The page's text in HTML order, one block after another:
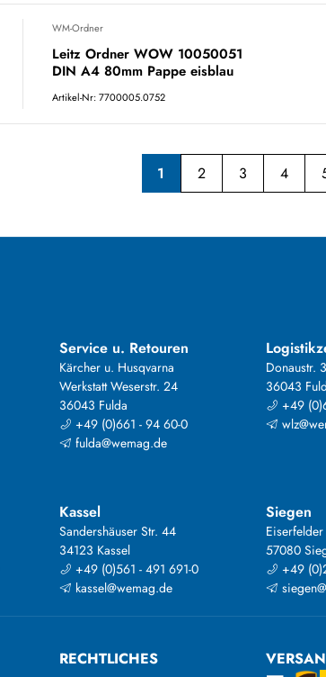
WM-Ordner
Leitz Ordner WOW 10050051
DIN A4 80mm Pappe eisblau
Artikel-Nr: 7700005.0752
1 2 3 4
Service u. Retouren
Kärcher u. Husqvarna
Werkstatt Weserstr. 24
36043 Fulda
+49 (0)661 - 94 60-0
fulda@wemag.de
Donaustr.
36043
+49
Kassel
Sandershäuser Str. 44
34123 Kassel
+49 (0)561 - 491 691-0
kassel@wemag.de
Siegen
57080
+49
RECHTLICHES